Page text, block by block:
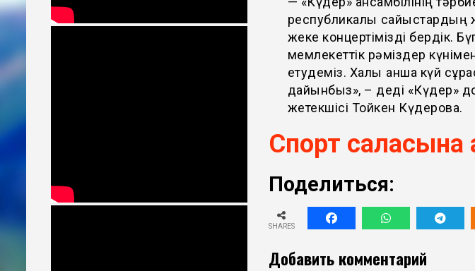
республикалық сайыстардың
жеке концертімізді бердік.
мемлекеттік рәміздер күнімен
етудеміз. Халық қанша күй
дайынбыз», – деді «Күдер»
жетекшісі Тойкен Күдерова.
Спорт саласына
Поделиться:
SHARES
Добавить комментарий